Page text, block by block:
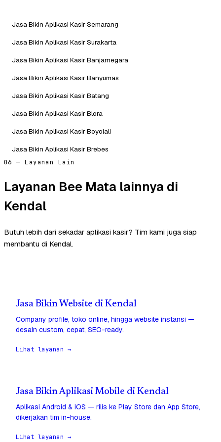
Jasa Bikin Aplikasi Kasir Semarang
Jasa Bikin Aplikasi Kasir Surakarta
Jasa Bikin Aplikasi Kasir Banjarnegara
Jasa Bikin Aplikasi Kasir Banyumas
Jasa Bikin Aplikasi Kasir Batang
Jasa Bikin Aplikasi Kasir Blora
Jasa Bikin Aplikasi Kasir Boyolali
Jasa Bikin Aplikasi Kasir Brebes
06 — Layanan Lain
Layanan Bee Mata lainnya di
Kendal
Butuh lebih dari sekadar aplikasi kasir? Tim kami juga siap
membantu di Kendal.
Jasa Bikin Website di Kendal
Company profile, toko online, hingga website instansi —
desain custom, cepat, SEO-ready.
Lihat layanan →
Jasa Bikin Aplikasi Mobile di Kendal
Aplikasi Android & iOS — rilis ke Play Store dan App Store,
dikerjakan tim in-house.
Lihat layanan →